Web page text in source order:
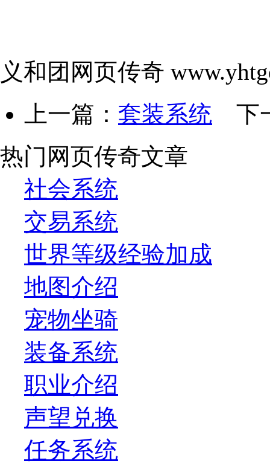
义和团网页传奇
上一篇： 套装系统 下
热门网页传奇文章
社会系统
交易系统
世界等级经验加成
地图介绍
宠物坐骑
装备系统
职业介绍
声望兑换
任务系统